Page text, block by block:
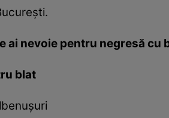
ai nevoie pentru negresă cu
blat